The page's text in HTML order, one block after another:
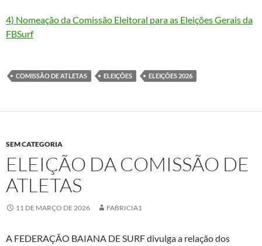
4) Nomeação da Comissão Eleitoral para as Eleições Gerais da
FBSurf
COMISSÃO DE ATLETAS ELEIÇÕES ELEIÇÕES 2026
SEM CATEGORIA
ELEIÇÃO DA COMISSÃO DE
ATLETAS
11 DE MARÇO DE 2026 FABRICIA1
A FEDERAÇÃO BAIANA DE SURF divulga a relação dos